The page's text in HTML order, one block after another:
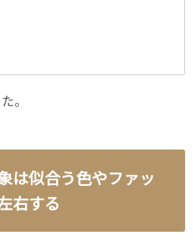
。
は似合う色やファッ
右する